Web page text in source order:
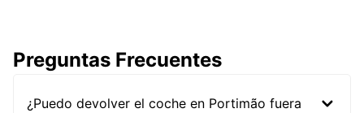
Preguntas Frecuentes
¿Puedo devolver el coche en Portimão fuera